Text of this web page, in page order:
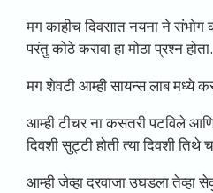
मग काहीच दिवसात नयना ने संभोग
परंतु कोठे करावा हा मोठा प्रश्न होता.
मग शेवटी आम्ही सायन्स लाब मध्ये
आम्ही टीचर ना कसतरी पटविले
दिवशी सुट्टी होती त्या दिवशी तिथे
आम्ही जेव्हा दरवाजा उघडला तेव्हा